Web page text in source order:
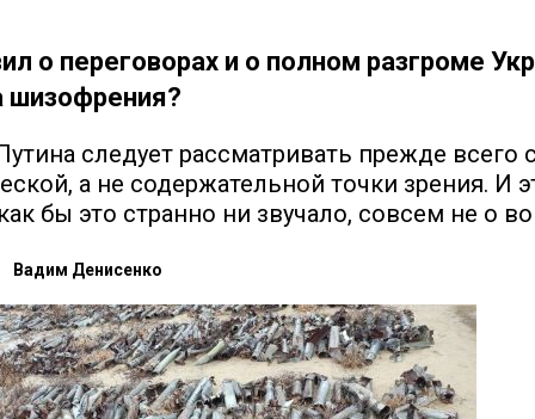
о переговорах и о полном разгроме
шизофрения?
следует рассматривать прежде всего
а не содержательной точки зрения. И
бы это странно ни звучало, совсем не о
Вадим Денисенко